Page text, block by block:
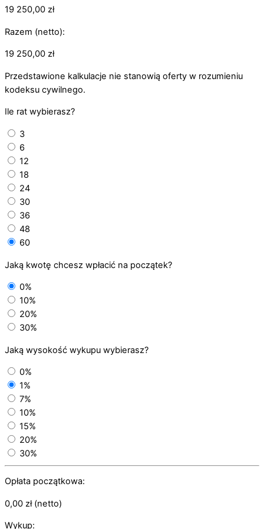
19 250,00 zł
Razem (netto):
19 250,00 zł
Przedstawione kalkulacje nie stanowią oferty w rozumieniu
kodeksu cywilnego.
Ile rat wybierasz?
3
6
12
18
24
30
36
48
60
Jaką kwotę chcesz wpłacić na początek?
0%
10%
20%
30%
Jaką wysokość wykupu wybierasz?
0%
1%
7%
10%
15%
20%
30%
Opłata początkowa:
0,00 zł(netto)
Wykup: